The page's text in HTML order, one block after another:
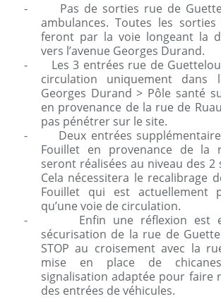
-
Pas de sorties rue de
ambulances. Toutes les
feront par la voie longeant la
vers l’avenue Georges Durand.
-
Les 3 entrées rue de
circulation uniquement dans
Georges Durand > Pôle santé
en provenance de la rue de
pas pénétrer sur le site.
-
Deux entrées
Fouillet en provenance de la
seront réalisées au niveau des 2
Cela nécessitera le recalibrage
Fouillet qui est actuellement
qu’une voie de circulation.
-
Enfin une réflexion est
sécurisation de la rue de
STOP au croisement avec la
mise en place de
signalisation adaptée pour faire
des entrées de